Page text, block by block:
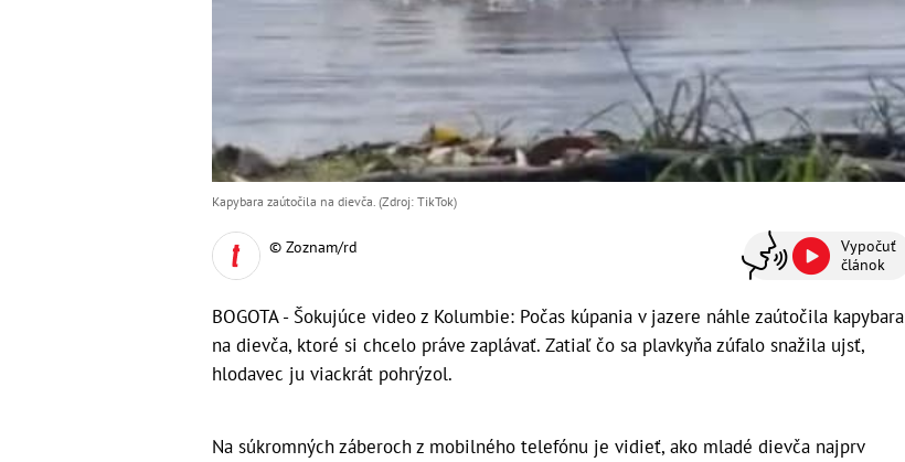
Kapybara zaútočila na dievča. (Zdroj: TikTok)
© Zoznam/rd
Vypočuť
článok
BOGOTA - Šokujúce video z Kolumbie: Počas kúpania v jazere náhle zaútočila kapybara
na dievča, ktoré si chcelo práve zaplávať. Zatiaľ čo sa plavkyňa zúfalo snažila ujsť,
hlodavec ju viackrát pohrýzol.
Na súkromných záberoch z mobilného telefónu je vidieť, ako mladé dievča najprv